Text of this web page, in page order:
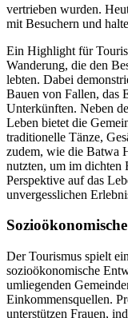
vertrieben wurden.
mit Besuchern und
Ein Highlight für
Wanderung, die den
lebten. Dabei
Bauen von Fallen, das
Unterkünften. Neben
Leben bietet die
traditionelle Tänze,
zudem, wie die Batwa
nutzten, um im dichten
Perspektive auf das
unvergesslichen
Der Tourismus spielt
sozioökonomische
umliegenden
Einkommensquellen.
unterstützen Frauen,